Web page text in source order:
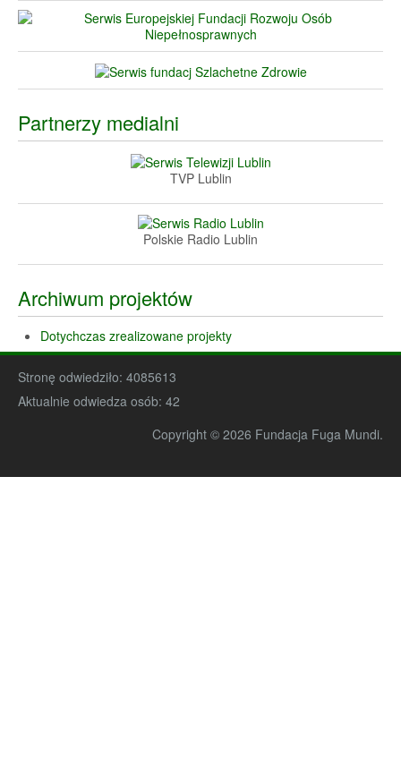
Partnerzy medialni
TVP Lublin
Polskie Radio Lublin
Archiwum projektów
Dotychczas zrealizowane projekty
Stronę odwiedziło: 4085613
Aktualnie odwiedza osób: 42
Copyright © 2026 Fundacja Fuga Mundi.